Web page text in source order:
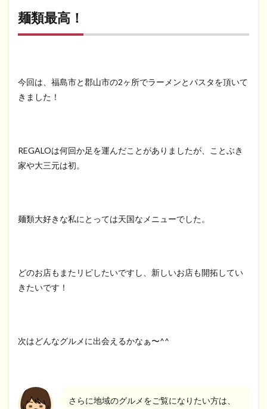
麺類最高！
今回は、福島市と郡山市の2ヶ所でラーメンとパスタを頂いて
きました！
REGALOは何回か足を運んだことがありましたが、ことぶき
家や大三元は初。
麺類大好きな私にとっては天国なメニューでした。
どのお店もまたリピしたいですし、新しいお店も開拓してい
きたいです！
次はどんなグルメに出会えるかなぁ〜^^
さらに地域のグルメをご覧になりたい方は、